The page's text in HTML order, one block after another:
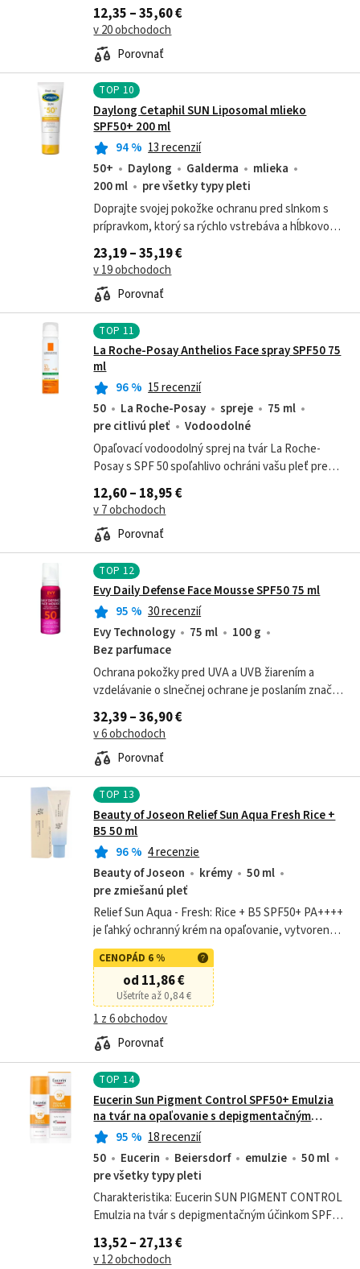
ochrana pokožky pred UVA a UVB žiarením vďaka
12,35 – 35,60 €
v 20 obchodoch
Porovnať
TOP 10
Daylong Cetaphil SUN Liposomal mlieko
SPF50+ 200 ml
94% 13 recenzií
50+
Daylong Galderma
mlieka
200 ml
pre všetky typy pleti
Doprajte svojej pokožke ochranu pred slnkom s
prípravkom, ktorý sa rýchlo vstrebáva a hĺbkovo
hydratuje.
23,19 – 35,19 €
v 19 obchodoch
Porovnať
TOP 11
La Roche-Posay Anthelios Face spray SPF50 75
ml
96% 15 recenzií
50
La Roche-Posay spreje
75 ml
pre citlivú pleť
Vodoodolné
Opaľovací vodoodolný sprej na tvár La Roche-
Posay s SPF 50 spoľahlivo ochráni vašu pleť pred
slnečným žiarením. Nezanecháva mastný film.
Vychutnajte si jeho pohodlnú aplikáciu.
12,60 – 18,95 €
v 7 obchodoch
Porovnať
TOP 12
Evy Daily Defense Face Mousse SPF50 75 ml
95 % 30 recenzií
Evy Technology
75 ml
100 g
Bez parfumace
Ochrana pokožky pred UVA a UVB žiarením a
vzdelávanie o slnečnej ochrane je poslaním značky
EVY Technology. Preto vám prinášame limitovanú
edíciu ružovej EVY peny s celoročnou...
32,39 – 36,90 €
v 6 obchodoch
Porovnať
TOP 13
Beauty of Joseon Relief Sun Aqua Fresh Rice +
B5 50 ml
96% 4 recenzie
Beauty of Joseon
krémy
50 ml
pre zmiešanú pleť
Relief Sun Aqua - Fresh: Rice + B5 SPF50+ PA++++
je ľahký ochranný krém na opaľovanie, vytvorený
na báze zvlhčujúcich zložiek, ktoré poskytujú
účinnú ochranu pred UVA a UVB...
CENOPÁD 6 %
od 11,86 €
Ušetríte až 0,84 €
1 z 6 obchodov
Porovnať
TOP 14
Eucerin Sun Pigment Control SPF50+ Emulzia
na tvár na opaľovanie s depigmentačným
účinkom 50 ml
95 % 18 recenzií
50
Eucerin Beiersdorf emulzie
50 ml
pre všetky typy pleti
Charakteristika: Eucerin SUN PIGMENT CONTROL
Emulzia na tvár s depigmentačným účinkom SPF
50+ UV žiarenie je hlavnou príčinou slnečného
poškodenia pleti, ale aj...
13,52 – 27,13 €
v 12 obchodoch